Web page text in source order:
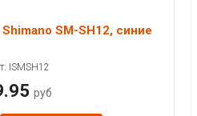
SM-SH12, синие
ISMSH12
руб